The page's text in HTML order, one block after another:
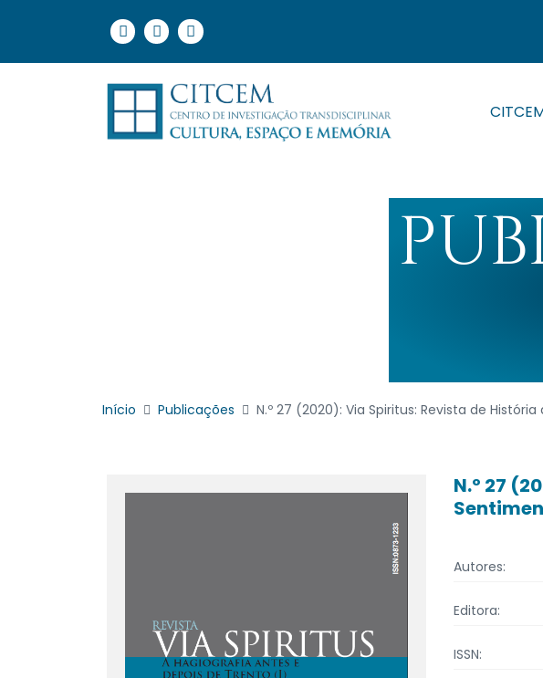
Início Publicações N.º 27 (2020): Via Spiritus: Revista de
N.º 27
Autores:
Editora:
ISSN: